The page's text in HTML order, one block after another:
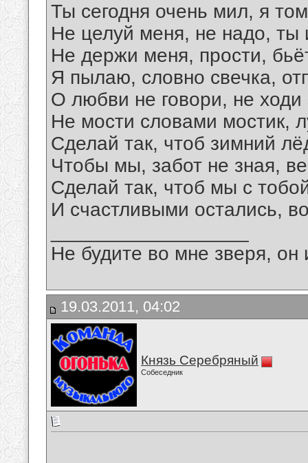
Ты сегодня очень мил, я
Не целуй меня, не надо, ты
Не держи меня, прости,
Я пылаю, словно свечка,
О любви не говори, не ходи
Не мости словами мостик,
Сделай так, чтоб зимний
Чтобы мы, забот не зная,
Сделай так, чтоб мы с
И счастливыми остались,
Не будите во мне зверя, он
19.03.2011, 04:02
Князь Серебряный
Собеседник